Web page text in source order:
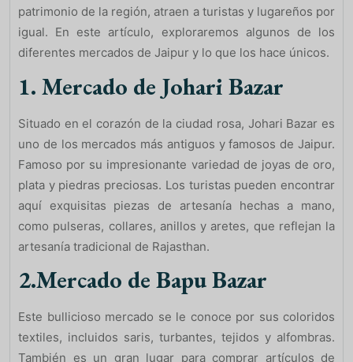
patrimonio de la región, atraen a turistas y lugareños por
igual. En este artículo, exploraremos algunos de los
diferentes mercados de Jaipur y lo que los hace únicos.
1. Mercado de Johari Bazar
Situado en el corazón de la ciudad rosa, Johari Bazar es
uno de los mercados más antiguos y famosos de Jaipur.
Famoso por su impresionante variedad de joyas de oro,
plata y piedras preciosas. Los turistas pueden encontrar
aquí exquisitas piezas de artesanía hechas a mano,
como pulseras, collares, anillos y aretes, que reflejan la
artesanía tradicional de Rajasthan.
2.Mercado de Bapu Bazar
Este bullicioso mercado se le conoce por sus coloridos
textiles, incluidos saris, turbantes, tejidos y alfombras.
También es un gran lugar para comprar artículos de